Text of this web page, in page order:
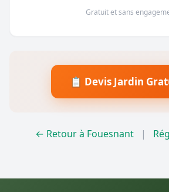
Gratuit et sans
📋 Devis Jardin
← Retour à Fouesnant |